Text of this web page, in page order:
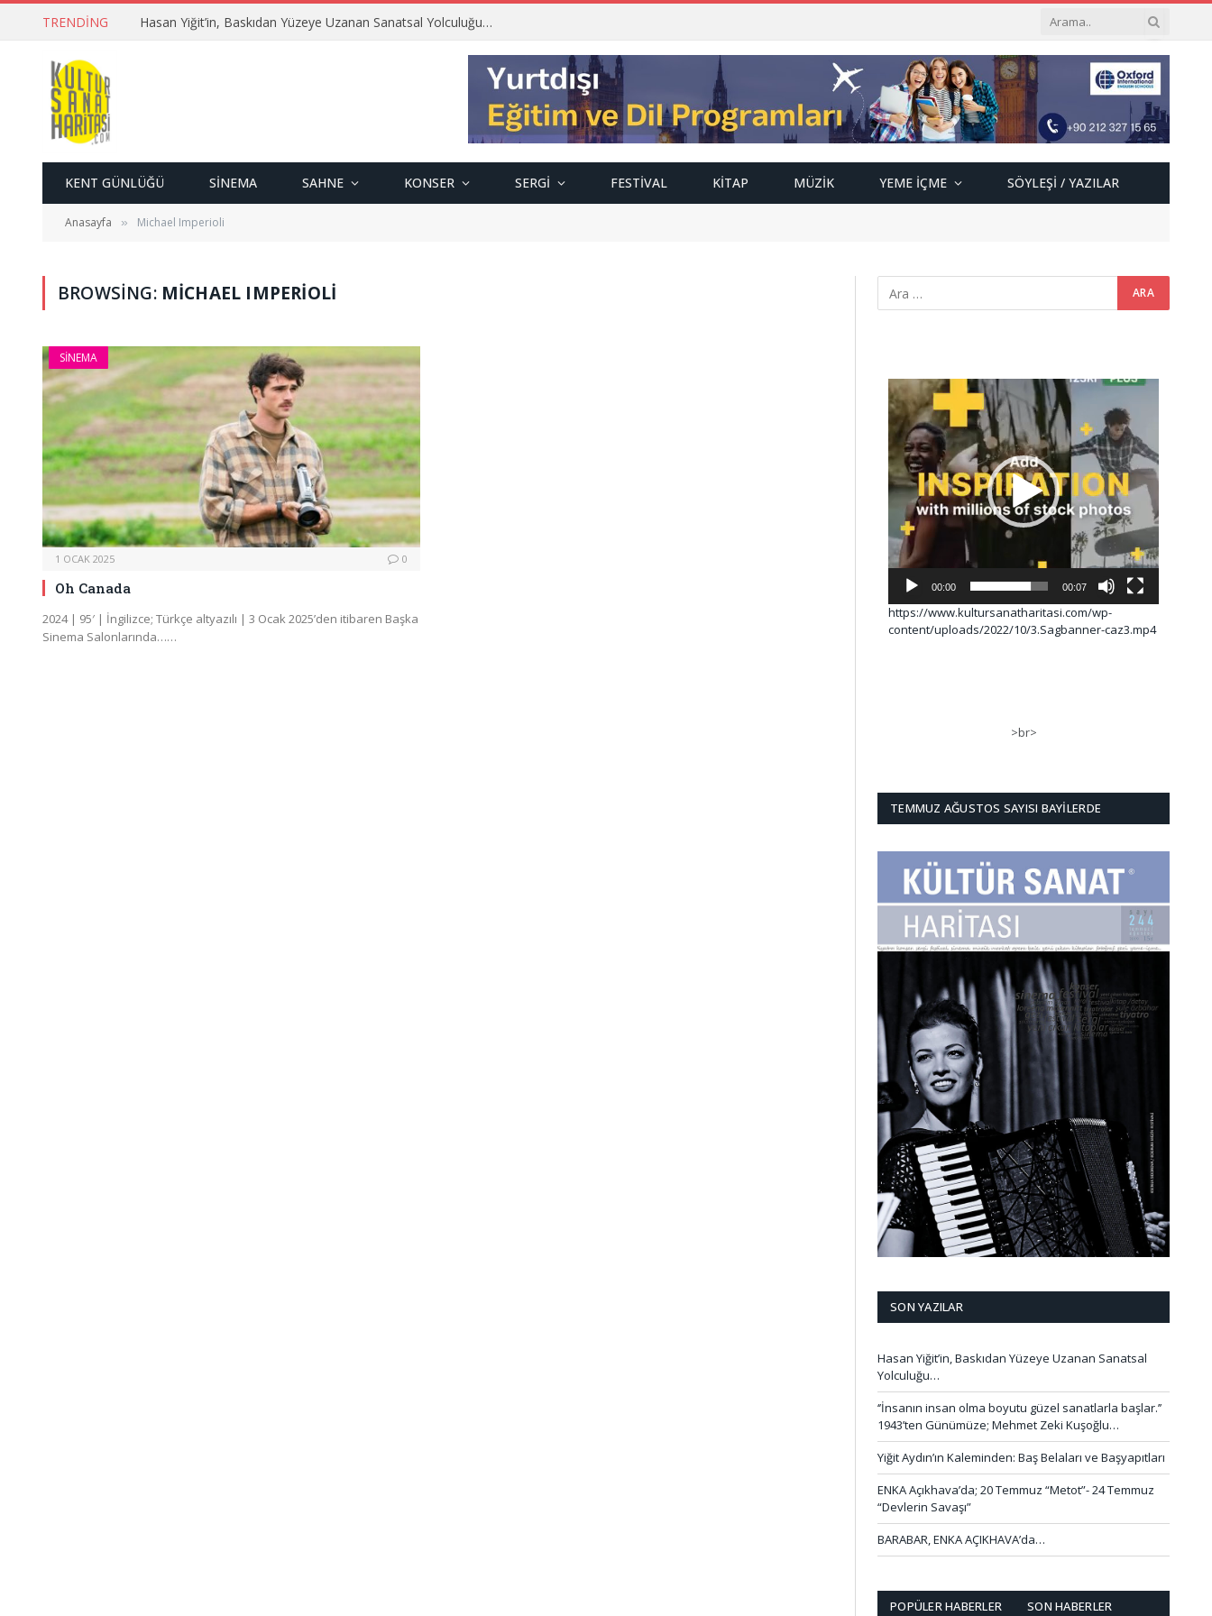
TRENDING Hasan Yiğit’in, Baskıdan Yüzeye Uzanan Sanatsal Yolculuğu…
KENT GÜNLÜĞÜ SINEMA SAHNE KONSER SERGI FESTIVAL KITAP MÜZIK YEME İÇME SÖYLEŞI / YAZILAR
Anasayfa » Michael Imperioli
BROWSING: MICHAEL IMPERIOLI
SINEMA
1 OCAK 2025 0
Oh Canada
2024 | 95′ | İngilizce; Türkçe altyazılı | 3 Ocak 2025’den itibaren Başka
Sinema Salonlarında……
Video
oynatıcı
00:00 00:07
https://www.kultursanatharitasi.com/wp-
content/uploads/2022/10/3.Sagbanner-caz3.mp4
>br>
TEMMUZ AĞUSTOS SAYISI BAYILERDE
SON YAZILAR
Hasan Yiğit’in, Baskıdan Yüzeye Uzanan Sanatsal
Yolculuğu…
‘’İnsanın insan olma boyutu güzel sanatlarla başlar.’’
1943’ten Günümüze; Mehmet Zeki Kuşoğlu…
Yiğit Aydın’ın Kaleminden: Baş Belaları ve Başyapıtları
ENKA Açıkhava’da; 20 Temmuz “Metot”- 24 Temmuz
“Devlerin Savaşı”
BARABAR, ENKA AÇIKHAVA’da…
POPÜLER HABERLER SON HABERLER